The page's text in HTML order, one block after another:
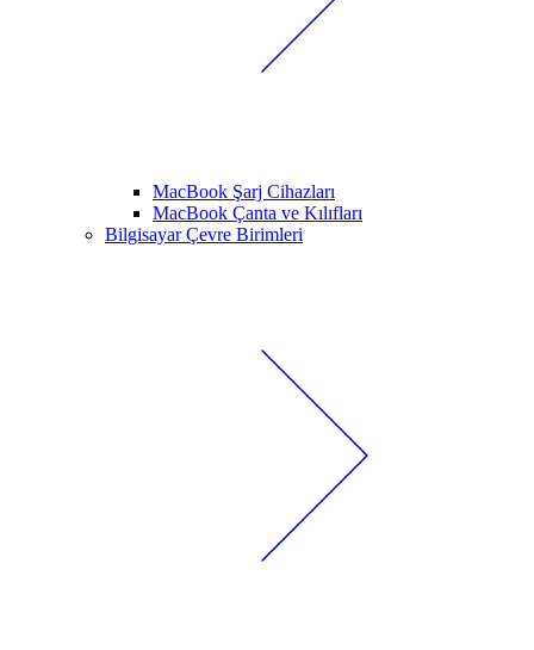
MacBook Şarj Cihazları
MacBook Çanta ve Kılıfları
Bilgisayar Çevre Birimleri